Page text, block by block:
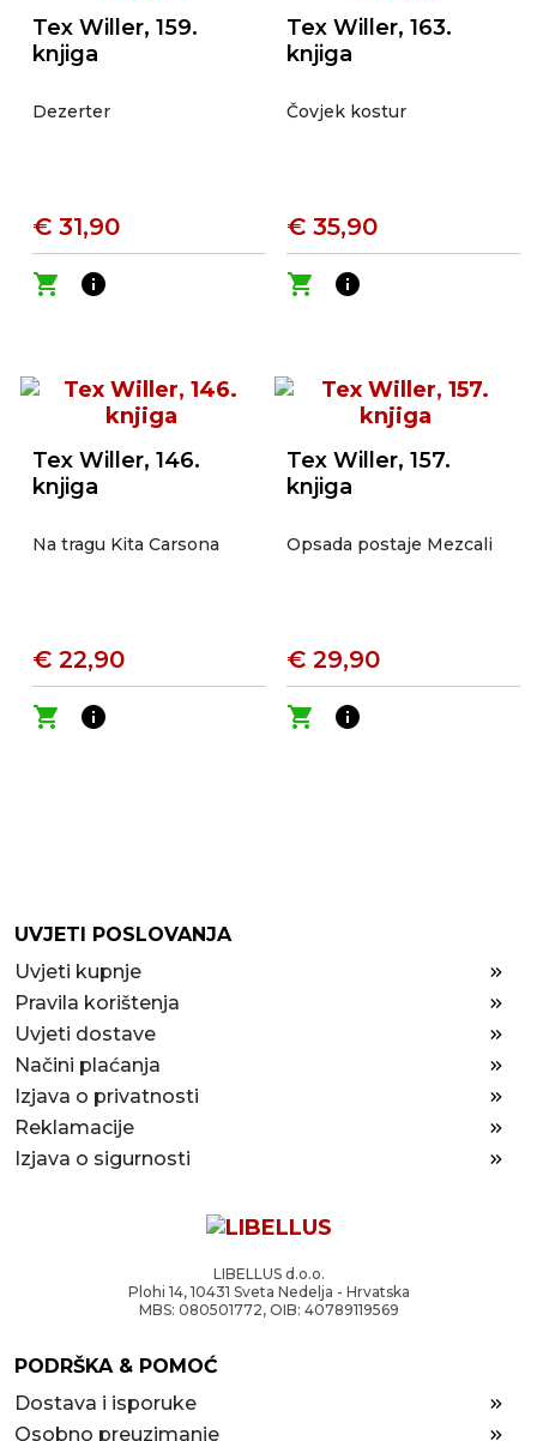
Tex Willer, 159.
knjiga
Dezerter
€ 31,90
shopping_cart
info
Tex Willer, 163.
knjiga
Čovjek kostur
€ 35,90
shopping_cart
info
Tex Willer, 146.
knjiga
Na tragu Kita Carsona
€ 22,90
shopping_cart
info
Tex Willer, 157.
knjiga
Opsada postaje Mezcali
€ 29,90
shopping_cart
info
UVJETI POSLOVANJA
Uvjeti kupnje
Pravila korištenja
Uvjeti dostave
Načini plaćanja
Izjava o privatnosti
Reklamacije
Izjava o sigurnosti
LIBELLUS d.o.o.
Plohi 14, 10431 Sveta Nedelja - Hrvatska
MBS: 080501772, OIB: 40789119569
PODRŠKA & POMOĆ
Dostava i isporuke
Osobno preuzimanje